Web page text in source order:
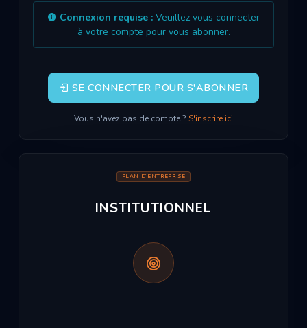
Connexion requise : Veuillez vous connecter
à votre compte pour vous abonner.
SE CONNECTER POUR S'ABONNER
Vous n'avez pas de compte ? S'inscrire ici
PLAN D'ENTREPRISE
INSTITUTIONNEL